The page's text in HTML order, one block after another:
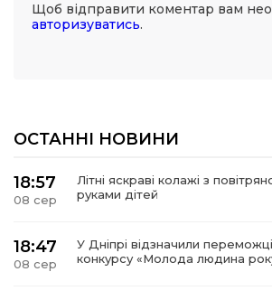
Щоб відправити коментар вам
авторизуватись.
ОСТАННІ НОВИНИ
18:57
08 сер
Літні яскраві колажі з
руками дітей
18:47
08 сер
У Дніпрі відзначили
конкурсу «Молода людина